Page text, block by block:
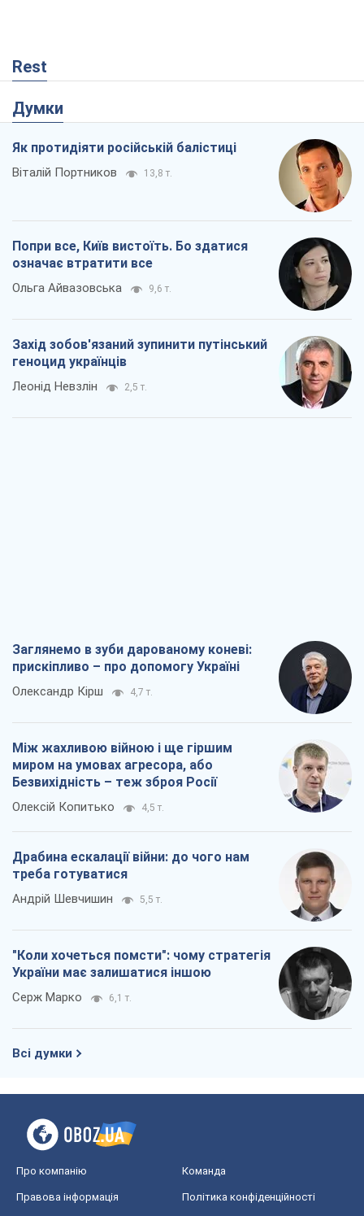
Rest
Думки
Як протидіяти російській балістиці
Віталій Портников 13,8 т.
Попри все, Київ вистоїть. Бо здатися
означає втратити все
Ольга Айвазовська 9,6 т.
Захід зобов'язаний зупинити путінський
геноцид українців
Леонід Невзлін 2,5 т.
Заглянемо в зуби дарованому коневі:
прискіпливо – про допомогу Україні
Олександр Кірш 4,7 т.
Між жахливою війною і ще гіршим
миром на умовах агресора, або
Безвихідність – теж зброя Росії
Олексій Копитько 4,5 т.
Драбина ескалації війни: до чого нам
треба готуватися
Андрій Шевчишин 5,5 т.
"Коли хочеться помсти": чому стратегія
України має залишатися іншою
Серж Марко 6,1 т.
Всі думки
Про компанію Команда
Правова інформація Політика конфіденційності